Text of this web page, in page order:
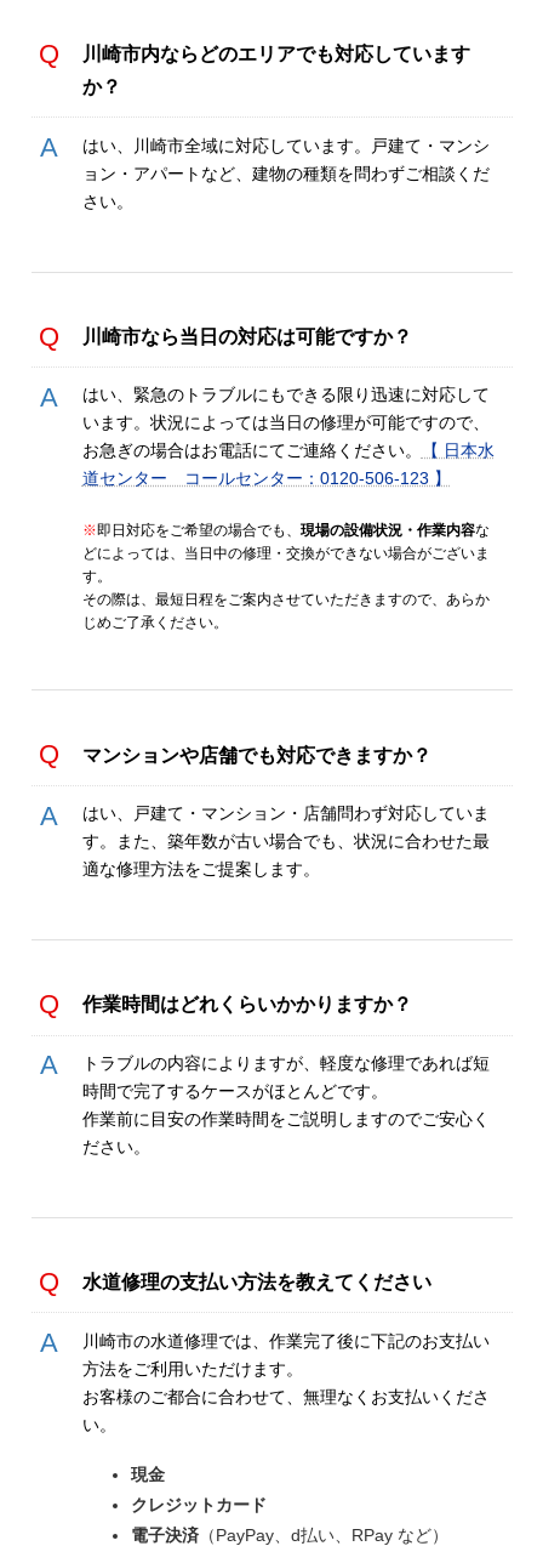
川崎市内ならどのエリアでも対応しています
か？
はい、川崎市全域に対応しています。戸建て・マンシ
ョン・アパートなど、建物の種類を問わずご相談くだ
さい。
川崎市なら当日の対応は可能ですか？
はい、緊急のトラブルにもできる限り迅速に対応して
います。状況によっては当日の修理が可能ですので、
お急ぎの場合はお電話にてご連絡ください。
【 日本水
道センター コールセンター：0120-506-123 】
※即日対応をご希望の場合でも、 現場の設備状況・作業内容な
どによっては、当日中の修理・交換ができない場合がございま
す。
その際は、最短日程をご案内させていただきますので、あらか
じめご了承ください。
マンションや店舗でも対応できますか？
はい、戸建て・マンション・店舗問わず対応していま
す。また、築年数が古い場合でも、状況に合わせた最
適な修理方法をご提案します。
作業時間はどれくらいかかりますか？
トラブルの内容によりますが、軽度な修理であれば短
時間で完了するケースがほとんどです。
作業前に目安の作業時間をご説明しますのでご安心く
ださい。
水道修理の支払い方法を教えてください
川崎市の水道修理では、作業完了後に下記のお支払い
方法をご利用いただけます。
お客様のご都合に合わせて、無理なくお支払いくださ
い。
現金
クレジットカード
電子決済（PayPay、d払い、RPay など）